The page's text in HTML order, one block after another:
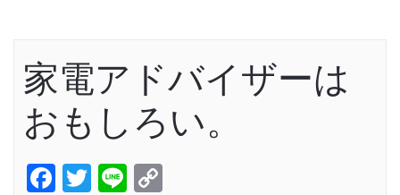
家電アドバイザーは
おもしろい。
Facebook
Twitter
Line